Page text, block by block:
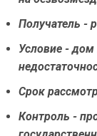
Получатель -
Условие -
Срок
Контроль -